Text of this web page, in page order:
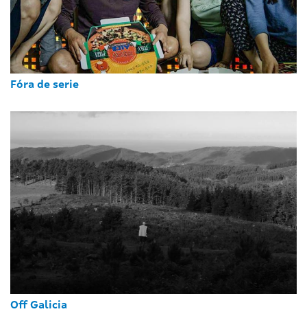
Fóra de serie
Off Galicia